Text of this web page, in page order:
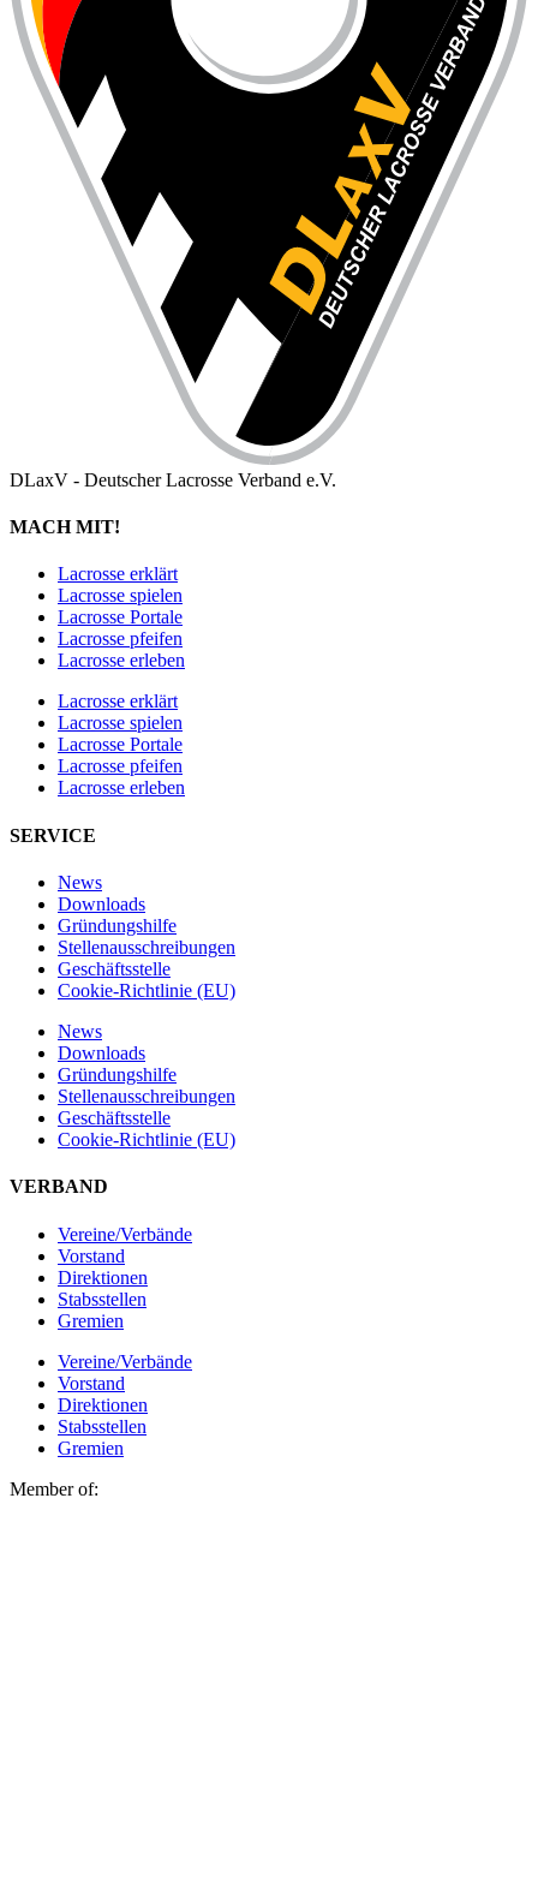
DLaxV - Deutscher Lacrosse Verband e.V.
MACH MIT!
Lacrosse erklärt
Lacrosse spielen
Lacrosse Portale
Lacrosse pfeifen
Lacrosse erleben
Lacrosse erklärt
Lacrosse spielen
Lacrosse Portale
Lacrosse pfeifen
Lacrosse erleben
SERVICE
News
Downloads
Gründungshilfe
Stellen­ausschreibungen
Geschäftsstelle
Cookie-Richtlinie (EU)
News
Downloads
Gründungshilfe
Stellen­ausschreibungen
Geschäftsstelle
Cookie-Richtlinie (EU)
VERBAND
Vereine/Verbände
Vorstand
Direktionen
Stabsstellen
Gremien
Vereine/Verbände
Vorstand
Direktionen
Stabsstellen
Gremien
Member of: